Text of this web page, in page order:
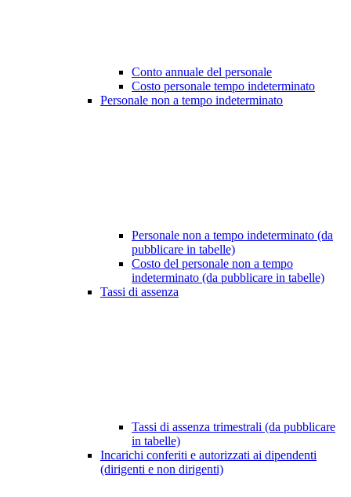
Conto annuale del personale
Costo personale tempo indeterminato
Personale non a tempo indeterminato
Personale non a tempo indeterminato (da
pubblicare in tabelle)
Costo del personale non a tempo
indeterminato (da pubblicare in tabelle)
Tassi di assenza
Tassi di assenza trimestrali (da pubblicare
in tabelle)
Incarichi conferiti e autorizzati ai dipendenti
(dirigenti e non dirigenti)